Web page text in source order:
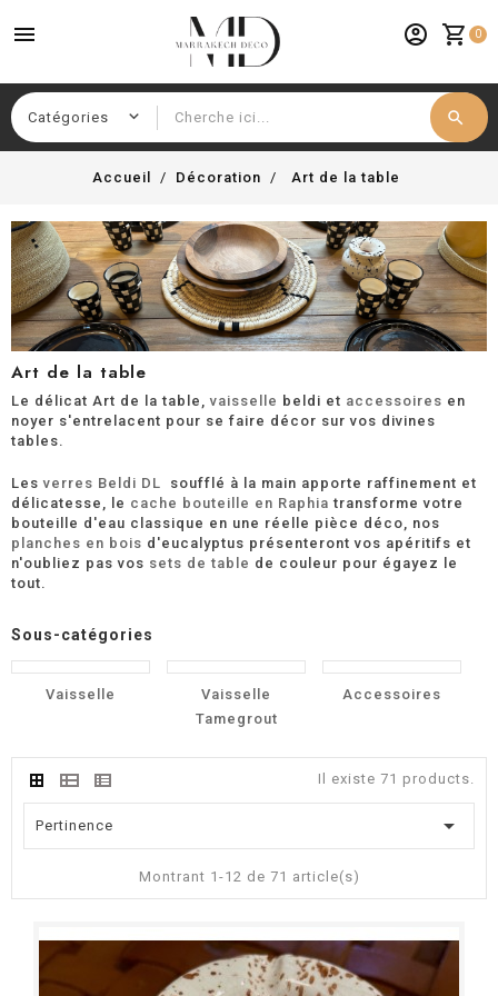
menu shopping_cart 0
account_circle
search
Accueil Décoration Art de la table
Art de la table
Le délicat Art de la table,vaisselle beldi et accessoires en
noyer s'entrelacent pour se faire décor sur vos divines
tables.
Lesverres Beldi DL
soufflé à la main apporte raffinement et
délicatesse, le cache bouteille en Raphia transforme votre
bouteille d'eau classique en une réelle pièce déco, nos
planches en bois d'eucalyptus présenteront vos apéritifs et
n'oubliez pas vos sets de table de couleur pour égayez le
tout.
Sous-catégories
Vaisselle
Vaisselle
Tamegrout
Accessoires
Il existe 71 products.
Pertinence 
Montrant 1-12 de 71 article(s)